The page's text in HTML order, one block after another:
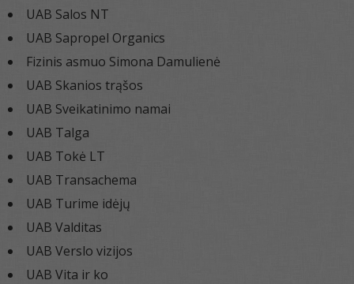
UAB Salos NT
UAB Sapropel Organics
Fizinis asmuo Simona Damulienė
UAB Skanios trąšos
UAB Sveikatinimo namai
UAB Talga
UAB Tokė LT
UAB Transachema
UAB Turime idėjų
UAB Valditas
UAB Verslo vizijos
UAB Vita ir ko